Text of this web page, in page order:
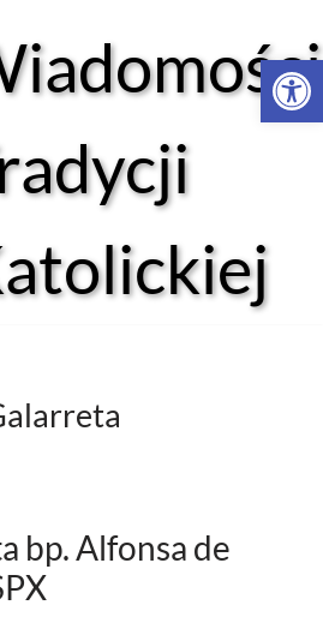
bp. Alfonsa de